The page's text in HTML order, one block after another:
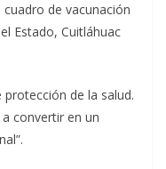
de vacunación
Estado, Cuitláhuac
de la salud.
convertir en un